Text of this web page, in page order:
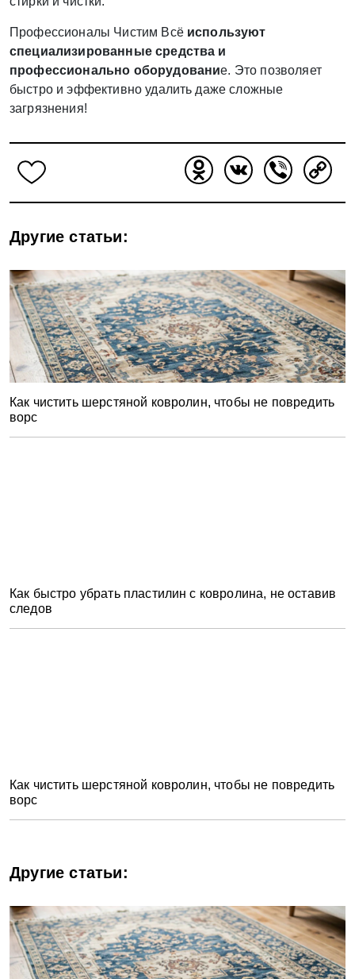
Профессионалы Чистим Всё используют
специализированные средства и
профессионально оборудование. Это позволяет
быстро и эффективно удалить даже сложные
загрязнения!
Odnoklassniki
VK Viber Copy
Link
Другие статьи:
Как чистить шерстяной ковролин, чтобы не повредить
ворс
Как быстро убрать пластилин с ковролина, не оставив
следов
Как чистить шерстяной ковролин, чтобы не повредить
ворс
Другие статьи: